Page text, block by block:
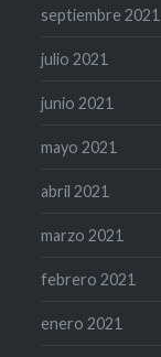
septiembre 2021
julio 2021
junio 2021
mayo 2021
abril 2021
marzo 2021
febrero 2021
enero 2021